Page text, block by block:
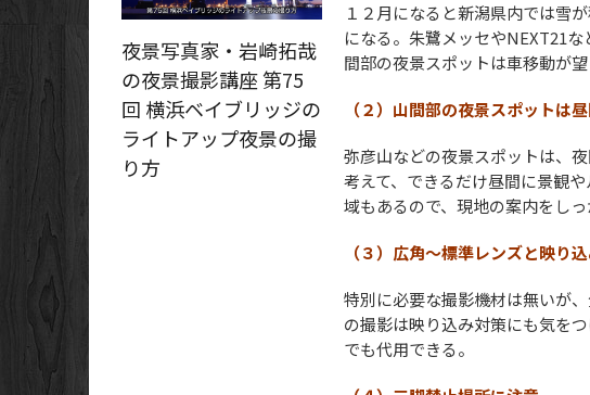
１２月になると新潟県内では雪
になる。朱鷺メッセやNEXT21
間部の夜景スポットは車移動が望
（２）山間部の夜景スポットは
弥彦山などの夜景スポットは、
考えて、できるだけ昼間に景観
域もあるので、現地の案内をしっ
（３）広角～標準レンズと映り
特別に必要な撮影機材は無いが
の撮影は映り込み対策にも気を
でも代用できる。
夜景写真家・岩崎拓哉
の夜景撮影講座 第75
回 横浜ベイブリッジの
ライトアップ夜景の撮
り方